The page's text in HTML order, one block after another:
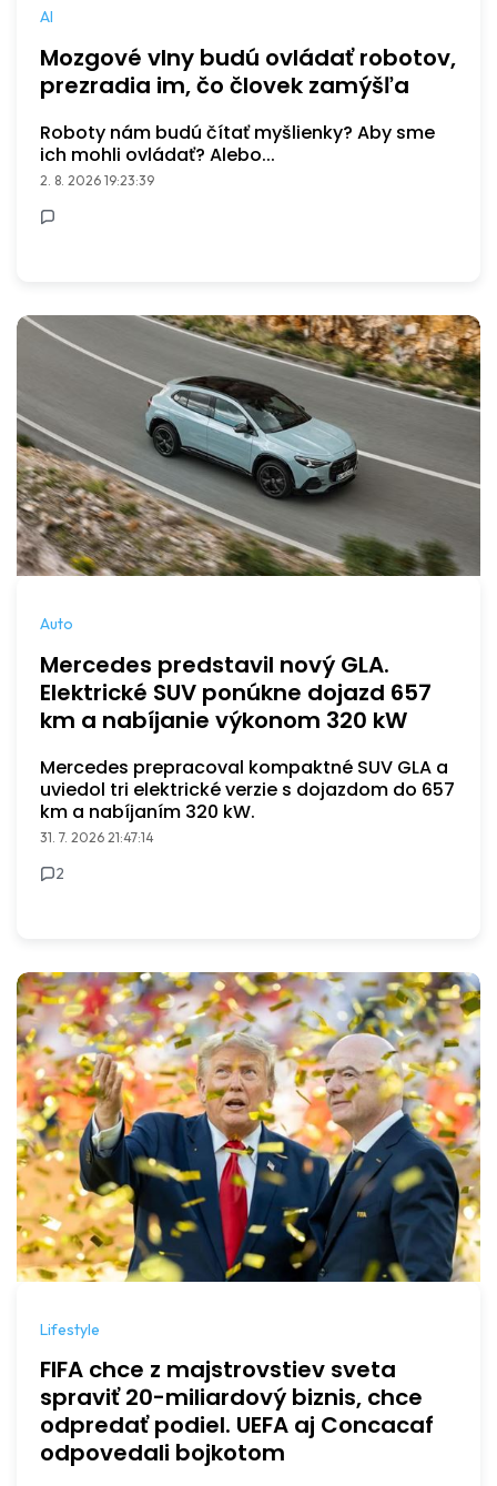
AI
Mozgové vlny budú ovládať robotov,
prezradia im, čo človek zamýšľa
Roboty nám budú čítať myšlienky? Aby sme
ich mohli ovládať? Alebo...
2. 8. 2026 19:23:39
Auto
Mercedes predstavil nový GLA.
Elektrické SUV ponúkne dojazd 657
km a nabíjanie výkonom 320 kW
Mercedes prepracoval kompaktné SUV GLA a
uviedol tri elektrické verzie s dojazdom do 657
km a nabíjaním 320 kW.
31. 7. 2026 21:47:14
2
Lifestyle
FIFA chce z majstrovstiev sveta
spraviť 20-miliardový biznis, chce
odpredať podiel. UEFA aj Concacaf
odpovedali bojkotom